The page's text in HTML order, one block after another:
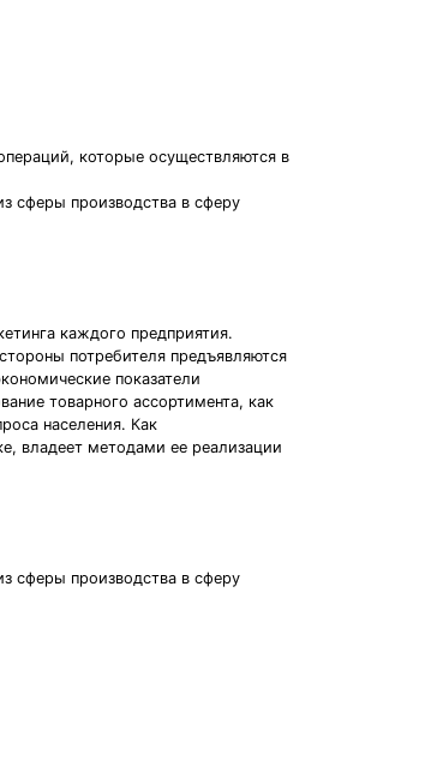
которые осуществляются в
сферы производства в сферу
каждого предприятия.
потребителя предъявляются
показатели
товарного ассортимента, как
населения. Как
владеет методами ее реализации
сферы производства в сферу